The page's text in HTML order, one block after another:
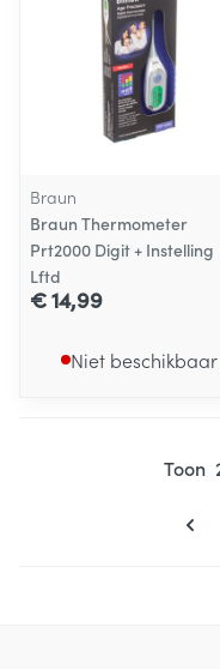
Braun
Braun Thermometer
Prt2000 Digit + Instelling
Lftd
€ 14,99
Niet beschikbaar
Toon